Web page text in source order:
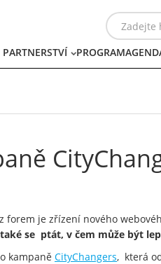
PROGRAM
forem je zřízení nového
se ptát, v čem může být
kampaně CityChangers, která